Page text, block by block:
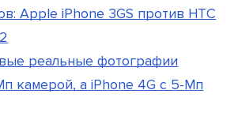
Apple iPhone 3GS против HTC
реальные фотографии
камерой, а iPhone 4G с 5-Мп